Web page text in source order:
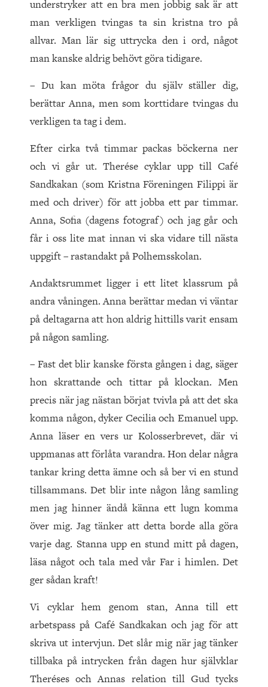
understryker att en bra men jobbig sak är att
man verkligen tvingas ta sin kristna tro på
allvar. Man lär sig uttrycka den i ord, något
man kanske aldrig behövt göra tidigare.
– Du kan möta frågor du själv ställer dig,
berättar Anna, men som korttidare tvingas du
verkligen ta tag i dem.
Efter cirka två timmar packas böckerna ner
och vi går ut. Therése cyklar upp till Café
Sandkakan (som Kristna Föreningen Filippi är
med och driver) för att jobba ett par timmar.
Anna, Sofia (dagens fotograf) och jag går och
får i oss lite mat innan vi ska vidare till nästa
uppgift – rastandakt på Polhemsskolan.
Andaktsrummet ligger i ett litet klassrum på
andra våningen. Anna berättar medan vi väntar
på deltagarna att hon aldrig hittills varit ensam
på någon samling.
– Fast det blir kanske första gången i dag, säger
hon skrattande och tittar på klockan. Men
precis när jag nästan börjat tvivla på att det ska
komma någon, dyker Cecilia och Emanuel upp.
Anna läser en vers ur Kolosserbrevet, där vi
uppmanas att förlåta varandra. Hon delar några
tankar kring detta ämne och så ber vi en stund
tillsammans. Det blir inte någon lång samling
men jag hinner ändå känna ett lugn komma
över mig. Jag tänker att detta borde alla göra
varje dag. Stanna upp en stund mitt på dagen,
läsa något och tala med vår Far i himlen. Det
ger sådan kraft!
Vi cyklar hem genom stan, Anna till ett
arbetspass på Café Sandkakan och jag för att
skriva ut intervjun. Det slår mig när jag tänker
tillbaka på intrycken från dagen hur självklar
Theréses och Annas relation till Gud tycks